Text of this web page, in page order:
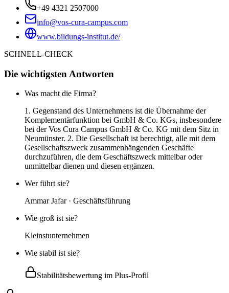
+49 4321 2507000
info@vos-cura-campus.com
www.bildungs-institut.de/
SCHNELL-CHECK
Die wichtigsten Antworten
Was macht die Firma?
1. Gegenstand des Unternehmens ist die Übernahme der
Komplementärfunktion bei GmbH & Co. KGs, insbesondere
bei der Vos Cura Campus GmbH & Co. KG mit dem Sitz in
Neumünster. 2. Die Gesellschaft ist berechtigt, alle mit dem
Gesellschaftszweck zusammenhängenden Geschäfte
durchzuführen, die dem Geschäftszweck mittelbar oder
unmittelbar dienen und diesen ergänzen.
Wer führt sie?
Ammar Jafar · Geschäftsführung
Wie groß ist sie?
Kleinstunternehmen
Wie stabil ist sie?
Stabilitätsbewertung im Plus-Profil